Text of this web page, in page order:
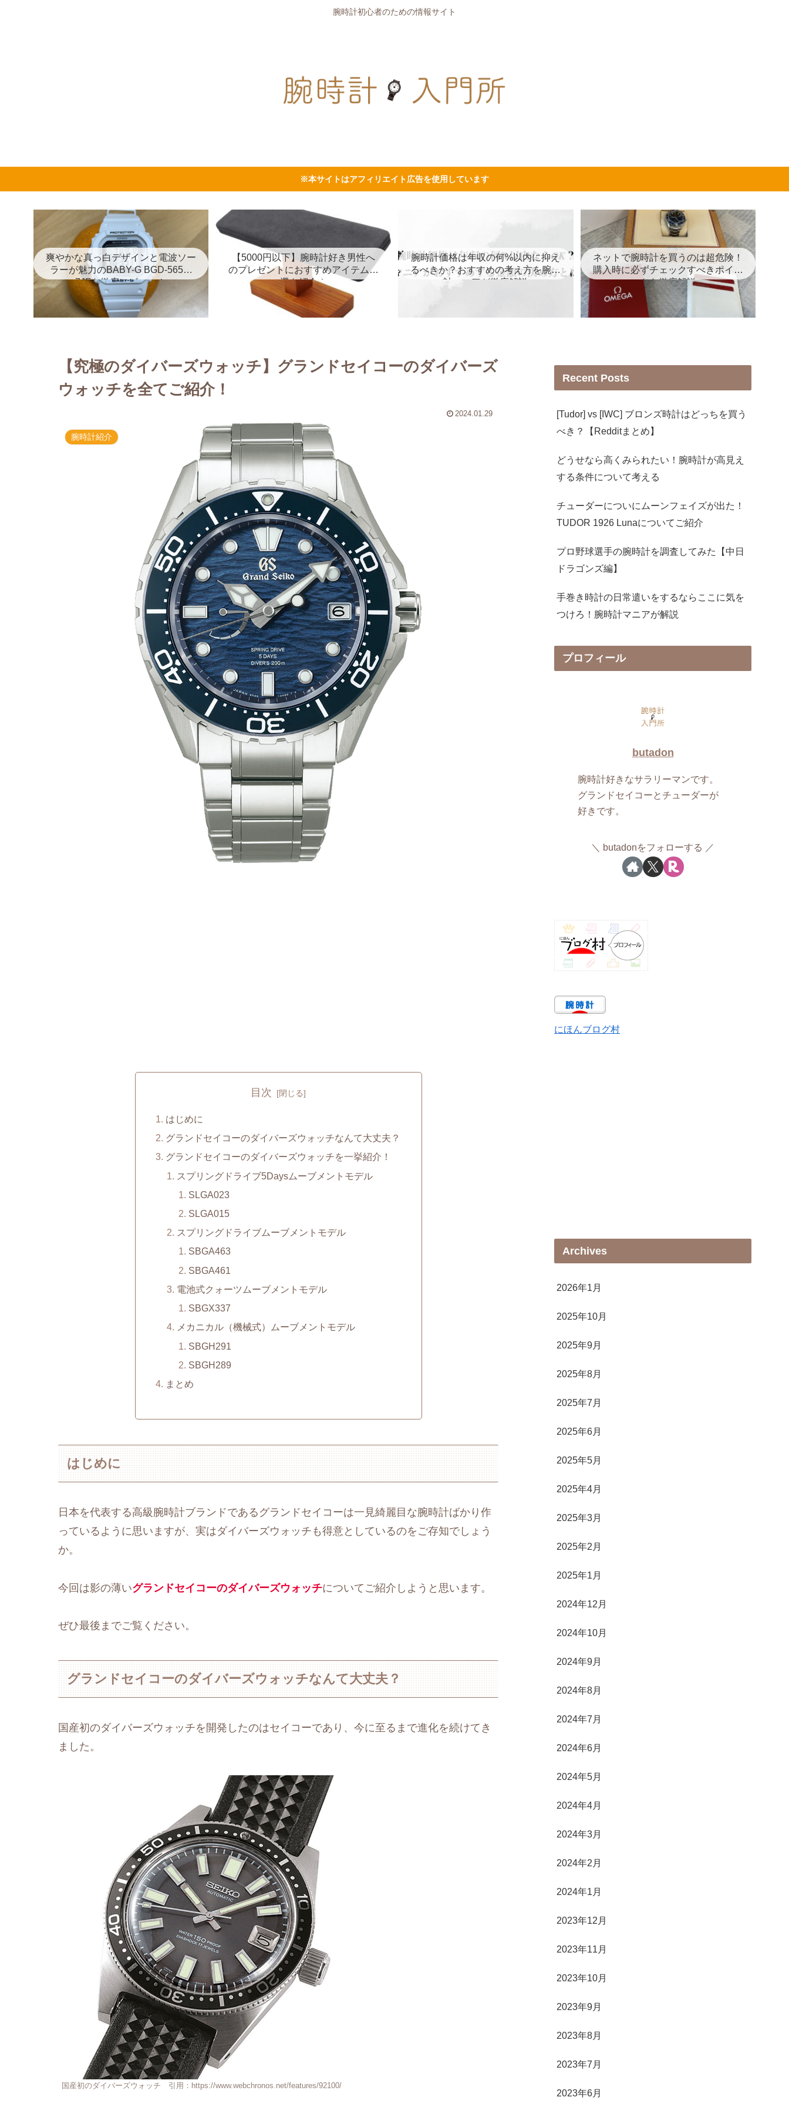
腕時計初心者のための情報サイト
※本サイトはアフィリエイト広告を使用しています
爽やかな真っ白デザインと電波ソー
ラーが魅力のBABY-G BGD-5650-
7JFを徹底レビュー！
【5000円以下】腕時計好き男性へ
のプレゼントにおすすめアイテム５
選を紹介！
腕時計価格は年収の何%以内に抑え
るべきか？おすすめの考え方を腕時
計マニアが徹底解説
ネットで腕時計を買うのは超危険！
購入時に必ずチェックすべきポイン
トを徹底解説
【究極のダイバーズウォッチ】グランドセイコーのダイバーズ
ウォッチを全てご紹介！
2024.01.29
腕時計紹介
目次
はじめに
グランドセイコーのダイバーズウォッチなんて大丈夫？
グランドセイコーのダイバーズウォッチを一挙紹介！
スプリングドライブ5Daysムーブメントモデル
SLGA023
SLGA015
スプリングドライブムーブメントモデル
SBGA463
SBGA461
電池式クォーツムーブメントモデル
SBGX337
メカニカル（機械式）ムーブメントモデル
SBGH291
SBGH289
まとめ
はじめに
日本を代表する高級腕時計ブランドであるグランドセイコーは一見綺麗目な腕時計ばかり作
っているように思いますが、実はダイバーズウォッチも得意としているのをご存知でしょう
か。
今回は影の薄いグランドセイコーのダイバーズウォッチについてご紹介しようと思います。
ぜひ最後までご覧ください。
グランドセイコーのダイバーズウォッチなんて大丈夫？
国産初のダイバーズウォッチを開発したのはセイコーであり、今に至るまで進化を続けてき
ました。
国産初のダイバーズウォッチ 引用：https://www.webchronos.net/features/92100/
Recent Posts
[Tudor] vs [IWC] ブロンズ時計はどっちを買う
べき？【Redditまとめ】
どうせなら高くみられたい！腕時計が高見え
する条件について考える
チューダーについにムーンフェイズが出た！
TUDOR 1926 Lunaについてご紹介
プロ野球選手の腕時計を調査してみた【中日
ドラゴンズ編】
手巻き時計の日常遣いをするならここに気を
つけろ！腕時計マニアが解説
プロフィール
butadon
腕時計好きなサラリーマンです。
グランドセイコーとチューダーが
好きです。
butadonをフォローする
にほんブログ村
Archives
2026年1月
2025年10月
2025年9月
2025年8月
2025年7月
2025年6月
2025年5月
2025年4月
2025年3月
2025年2月
2025年1月
2024年12月
2024年10月
2024年9月
2024年8月
2024年7月
2024年6月
2024年5月
2024年4月
2024年3月
2024年2月
2024年1月
2023年12月
2023年11月
2023年10月
2023年9月
2023年8月
2023年7月
2023年6月